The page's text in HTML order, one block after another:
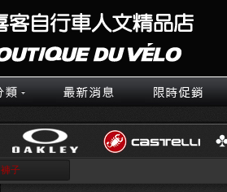
褲子